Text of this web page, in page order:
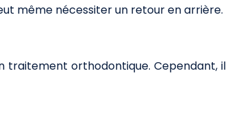
même nécessiter un retour en arrière.
traitement orthodontique. Cependant, il